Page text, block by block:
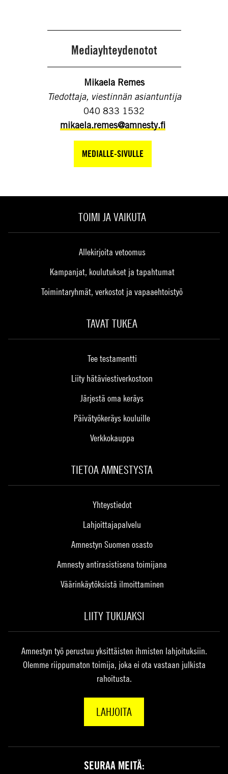
Mediayhteydenotot
Mikaela Remes
Tiedottaja, viestinnän asiantuntija
040 833 1532
mikaela.remes@amnesty.fi
MEDIALLE-SIVULLE
TOIMI JA VAIKUTA
Allekirjoita vetoomus
Kampanjat, koulutukset ja tapahtumat
Toimintaryhmät, verkostot ja vapaaehtoistyö
TAVAT TUKEA
Tee testamentti
Liity hätäviestiverkostoon
Järjestä oma keräys
Päivätyökeräys kouluille
Verkkokauppa
TIETOA AMNESTYSTA
Yhteystiedot
Lahjoittajapalvelu
Amnestyn Suomen osasto
Amnesty antirasistisena toimijana
Väärinkäytöksistä ilmoittaminen
LIITY TUKIJAKSI
Amnestyn työ perustuu yksittäisten ihmisten lahjoituksiin.
Olemme riippumaton toimija, joka ei ota vastaan julkista
rahoitusta.
LAHJOITA
SEURAA MEITÄ: